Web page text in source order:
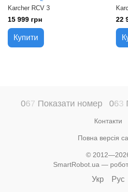
Karcher RCV 3
15 999 грн
Купити
22
067 Показати номер 063
Контакти
Повна версія
©
SmartRobot.ua —
Укр Рус